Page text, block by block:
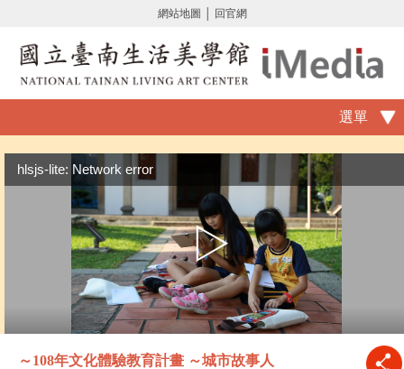
網站地圖 回官網
選單
hlsjs-lite: Network error
～108年文化體驗教育計畫 ～城市故事人